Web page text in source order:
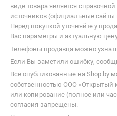
виде товара является
источников (официальные сайты
Перед покупкой уточняйте у
Вас параметры и актуальную
Телефоны продавца можно
Если Вы заметили ошибку,
Все опубликованные на Shop.by
собственностью ООО «Открытый
или копирование (полное или
согласия запрещены.